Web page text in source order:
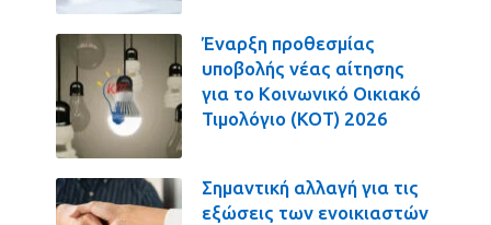
Έναρξη προθεσμίας
υποβολής νέας αίτησης
για το Κοινωνικό Οικιακό
Τιμολόγιο (ΚΟΤ) 2026
Σημαντική αλλαγή για τις
εξώσεις των ενοικιαστών